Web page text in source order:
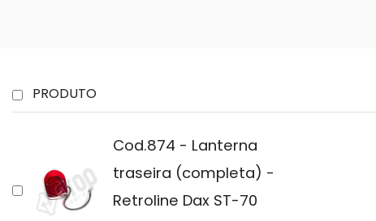
PRODUTO
Cod.874 - Lanterna
traseira (completa) -
Retroline Dax ST-70